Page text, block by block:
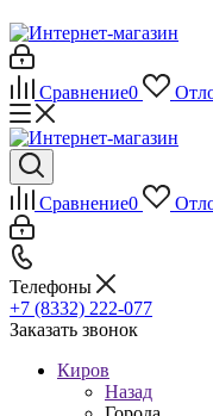
Сравнение0
Сравнение0
Телефоны
+7 (8332) 222-077
Заказать звонок
Киров
Назад